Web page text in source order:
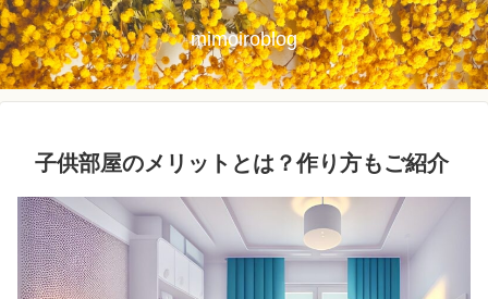
mimoiroblog
子供部屋のメリットとは？作り方もご紹介